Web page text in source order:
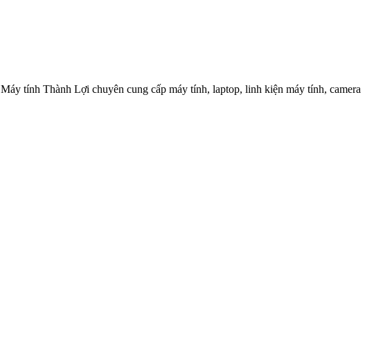
Máy tính Thành Lợi chuyên cung cấp máy tính, laptop, linh kiện máy tính, camera